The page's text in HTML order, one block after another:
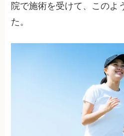
院で施術を受けて、このよ
た。